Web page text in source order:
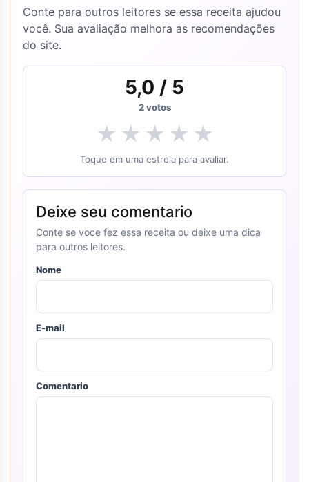
Conte para outros leitores se essa receita ajudou
você. Sua avaliação melhora as recomendações
do site.
5,0 / 5
2votos
★ ★ ★ ★ ★
Toque em uma estrela para avaliar.
Deixe seu comentario
Conte se voce fez essa receita ou deixe uma dica
para outros leitores.
Nome
E-mail
Comentario